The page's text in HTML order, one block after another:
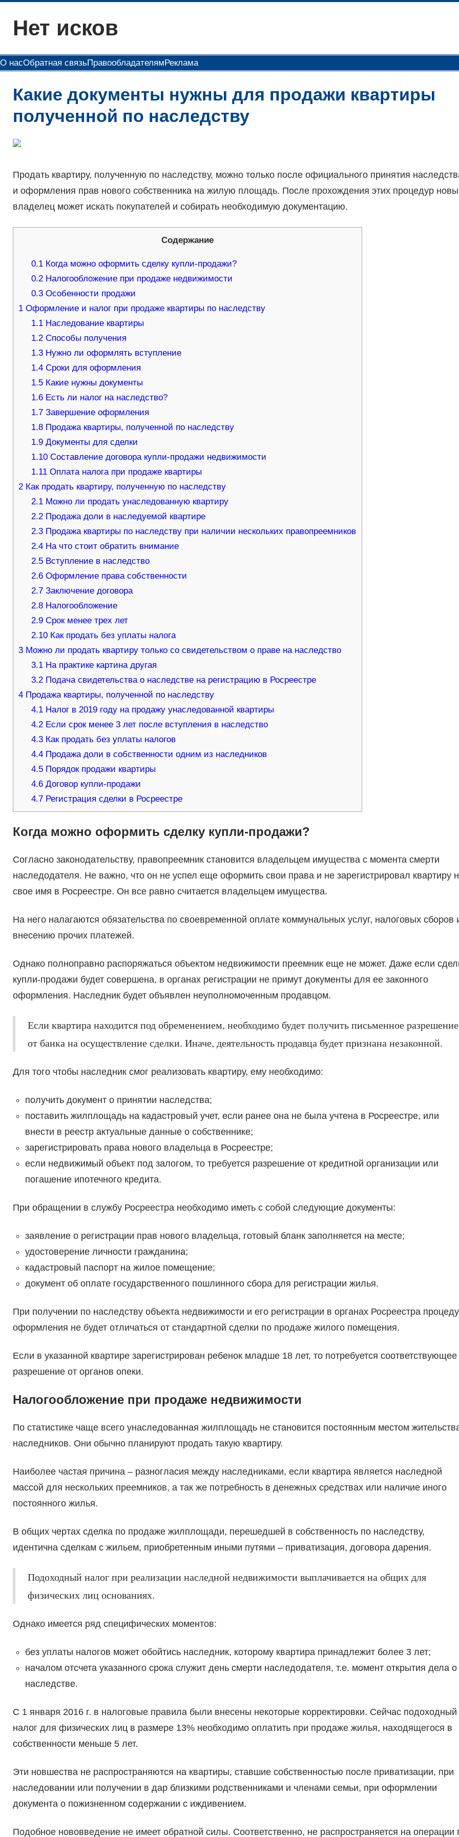
содержимому
Нет исков
О насОбратная связьПравообладателямРеклама
Какие документы нужны для продажи квартиры
полученной по наследству
Продать квартиру, полученную по наследству, можно только после официального принятия
и оформления прав нового собственника на жилую площадь. После прохождения этих процедур
владелец может искать покупателей и собирать необходимую документацию.
Содержание
0.1 Когда можно оформить сделку купли-продажи?
0.2 Налогообложение при продаже недвижимости
0.3 Особенности продажи
1Оформление и налог при продаже квартиры по наследству
1.1 Наследование квартиры
1.2 Способы получения
1.3 Нужно ли оформлять вступление
1.4 Сроки для оформления
1.5 Какие нужны документы
1.6 Есть ли налог на наследство?
1.7 Завершение оформления
1.8 Продажа квартиры, полученной по наследству
1.9 Документы для сделки
1.10 Составление договора купли-продажи недвижимости
1.11 Оплата налога при продаже квартиры
2Как продать квартиру, полученную по наследству
2.1 Можно ли продать унаследованную квартиру
2.2 Продажа доли в наследуемой квартире
2.3 Продажа квартиры по наследству при наличии нескольких правопреемников
2.4 На что стоит обратить внимание
2.5 Вступление в наследство
2.6 Оформление права собственности
2.7 Заключение договора
2.8 Налогообложение
2.9 Срок менее трех лет
2.10 Как продать без уплаты налога
3Можно ли продать квартиру только со свидетельством о праве на наследство
3.1 На практике картина другая
3.2 Подача свидетельства о наследстве на регистрацию в Росреестре
4Продажа квартиры, полученной по наследству
4.1 Налог в 2019 году на продажу унаследованной квартиры
4.2 Если срок менее 3 лет после вступления в наследство
4.3 Как продать без уплаты налогов
4.4 Продажа доли в собственности одним из наследников
4.5 Порядок продажи квартиры
4.6 Договор купли-продажи
4.7 Регистрация сделки в Росреестре
Когда можно оформить сделку купли-продажи?
Согласно законодательству, правопреемник становится владельцем имущества с момента смерти
наследодателя. Не важно, что он не успел еще оформить свои права и не зарегистрировал квартиру
свое имя в Росреестре. Он все равно считается владельцем имущества.
На него налагаются обязательства по своевременной оплате коммунальных услуг, налоговых сборов
внесению прочих платежей.
Однако полноправно распоряжаться объектом недвижимости преемник еще не может. Даже если
купли-продажи будет совершена, в органах регистрации не примут документы для ее законного
оформления. Наследник будет объявлен неуполномоченным продавцом.
Если квартира находится под обременением, необходимо будет получить письменное разрешение
от банка на осуществление сделки. Иначе, деятельность продавца будет признана незаконной.
Для того чтобы наследник смог реализовать квартиру, ему необходимо:
получить документ о принятии наследства;
поставить жилплощадь на кадастровый учет, если ранее она не была учтена в Росреестре, или
внести в реестр актуальные данные о собственнике;
зарегистрировать права нового владельца в Росреестре;
если недвижимый объект под залогом, то требуется разрешение от кредитной организации или
погашение ипотечного кредита.
При обращении в службу Росреестра необходимо иметь с собой следующие документы:
заявление о регистрации прав нового владельца, готовый бланк заполняется на месте;
удостоверение личности гражданина;
кадастровый паспорт на жилое помещение;
документ об оплате государственного пошлинного сбора для регистрации жилья.
При получении по наследству объекта недвижимости и его регистрации в органах Росреестра
оформления не будет отличаться от стандартной сделки по продаже жилого помещения.
Если в указанной квартире зарегистрирован ребенок младше 18 лет, то потребуется соответствующее
разрешение от органов опеки.
Налогообложение при продаже недвижимости
По статистике чаще всего унаследованная жилплощадь не становится постоянным местом
наследников. Они обычно планируют продать такую квартиру.
Наиболее частая причина – разногласия между наследниками, если квартира является наследной
массой для нескольких преемников, а так же потребность в денежных средствах или наличие иного
постоянного жилья.
В общих чертах сделка по продаже жилплощади, перешедшей в собственность по наследству,
идентична сделкам с жильем, приобретенным иными путями – приватизация, договора дарения.
Подоходный налог при реализации наследной недвижимости выплачивается на общих для
физических лиц основаниях.
Однако имеется ряд специфических моментов:
без уплаты налогов может обойтись наследник, которому квартира принадлежит более 3 лет;
началом отсчета указанного срока служит день смерти наследодателя, т.е. момент открытия дела о
наследстве.
С 1 января 2016 г. в налоговые правила были внесены некоторые корректировки. Сейчас подоходный
налог для физических лиц в размере 13% необходимо оплатить при продаже жилья, находящегося в
собственности меньше 5 лет.
Эти новшества не распространяются на квартиры, ставшие собственностью после приватизации, при
наследовании или получении в дар близкими родственниками и членами семьи, при оформлении
документа о пожизненном содержании с иждивением.
Подобное нововведение не имеет обратной силы. Соответственно, не распространяется на операции